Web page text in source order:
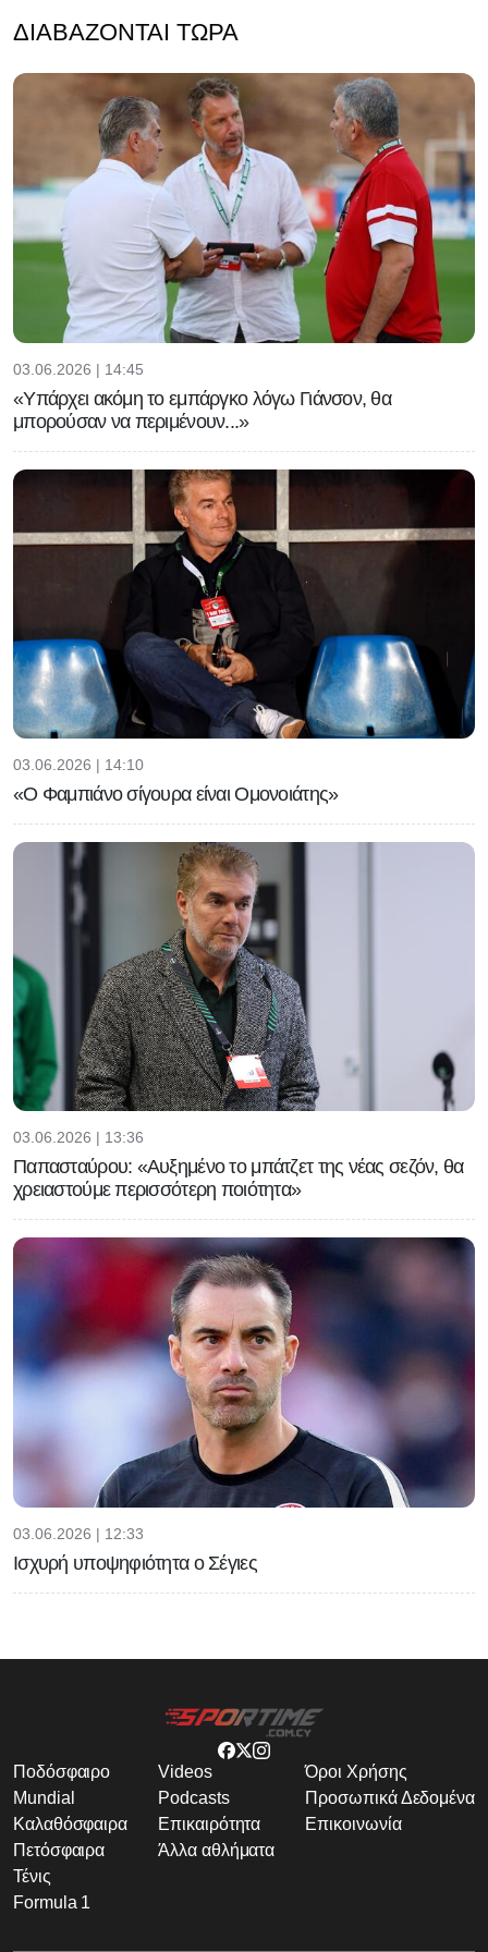
ΔΙΑΒΆΖΟΝΤΑΙ ΤΏΡΑ
03.06.2026 | 14:45
«Υπάρχει ακόμη το εμπάργκο λόγω Γιάνσον, θα
μπορούσαν να περιμένουν...»
03.06.2026 | 14:10
«Ο Φαμπιάνο σίγουρα είναι Ομονοιάτης»
03.06.2026 | 13:36
Παπασταύρου: «Αυξημένο το μπάτζετ της νέας σεζόν, θα
χρειαστούμε περισσότερη ποιότητα»
03.06.2026 | 12:33
Ισχυρή υποψηφιότητα ο Σέγιες
Ποδόσφαιρο
Mundial
Καλαθόσφαιρα
Πετόσφαιρα
Τένις
Formula 1
Videos
Podcasts
Επικαιρότητα
Άλλα αθλήματα
Όροι Χρήσης
Προσωπικά Δεδομένα
Επικοινωνία